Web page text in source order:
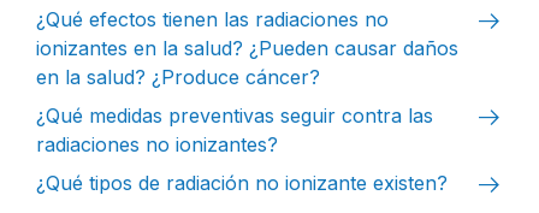
¿Qué efectos tienen las radiaciones no
ionizantes en la salud? ¿Pueden causar daños
en la salud? ¿Produce cáncer?
arrow_right_alt
¿Qué medidas preventivas seguir contra las
radiaciones no ionizantes?
arrow_right_alt
¿Qué tipos de radiación no ionizante existen? arrow_right_alt